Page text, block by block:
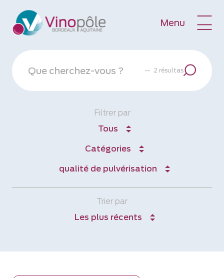
Menu
— 2 résultas
Filtrer par
Tous
Catégories
qualité de pulvérisation
Trier par
Les plus récents